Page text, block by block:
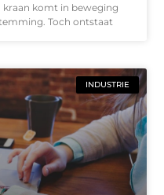
kraan komt in beweging
Toch ontstaat
INDUSTRIE